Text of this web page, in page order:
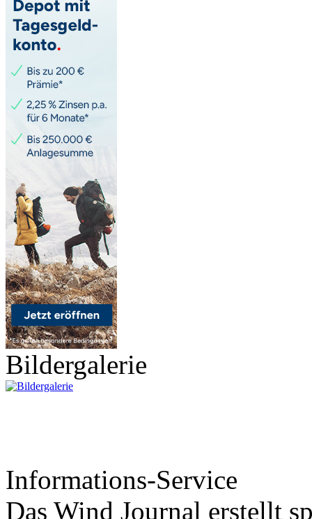
Bildergalerie
Informations-Service
Das Wind Journal erstellt